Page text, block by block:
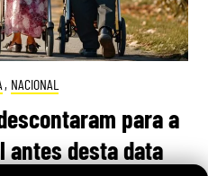
, NACIONAL
para a
antes desta data